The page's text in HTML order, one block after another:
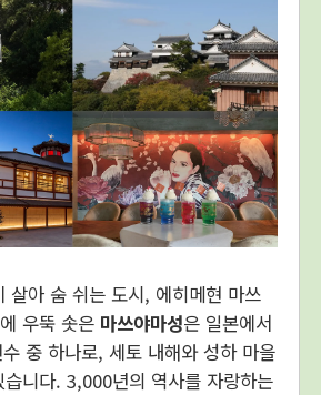
살아 숨 쉬는 도시, 에히메현 마쓰
우뚝 솟은 마쓰야마성은 일본에서
중 하나로, 세토 내해와 성하 마을
니다. 3,000년의 역사를 자랑하는